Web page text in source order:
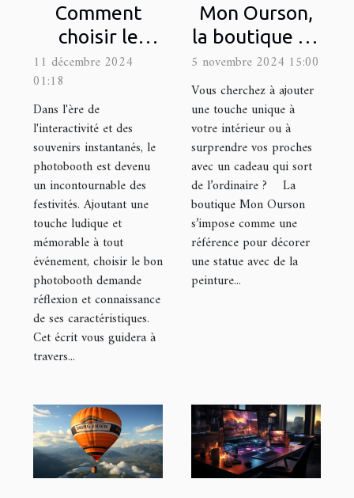
Comment
choisir le
photobooth
idéal pour
votre
prochain
événement
11 décembre 2024
01:18
Dans l'ère de
l'interactivité et des
souvenirs instantanés, le
photobooth est devenu
un incontournable des
festivités. Ajoutant une
touche ludique et
mémorable à tout
événement, choisir le bon
photobooth demande
réflexion et connaissance
de ses caractéristiques.
Cet écrit vous guidera à
travers...
Mon Ourson,
la boutique en
ligne de
référence
pour décorer
une statue
avec de la
peinture !
5 novembre 2024 15:00
Vous cherchez à ajouter
une touche unique à
votre intérieur ou à
surprendre vos proches
avec un cadeau qui sort
de l’ordinaire ? La
boutique Mon Ourson
s’impose comme une
référence pour décorer
une statue avec de la
peinture...